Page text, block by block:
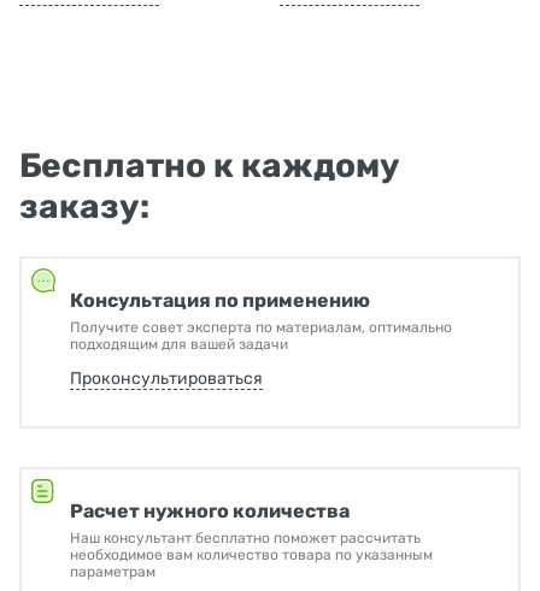
Бесплатно к каждому
заказу:
Консультация по применению
Получите совет эксперта по материалам, оптимально
подходящим для вашей задачи
Проконсультироваться
Расчет нужного количества
Наш консультант бесплатно поможет рассчитать
необходимое вам количество товара по указанным
параметрам